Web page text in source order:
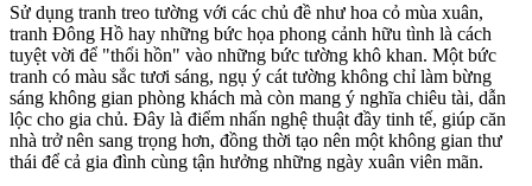
Sử dụng tranh treo tường với các chủ đề như hoa cỏ mùa xuân,
tranh Đông Hồ hay những bức họa phong cảnh hữu tình là cách
tuyệt vời để "thổi hồn" vào những bức tường khô khan. Một bức
tranh có màu sắc tươi sáng, ngụ ý cát tường không chỉ làm bừng
sáng không gian phòng khách mà còn mang ý nghĩa chiêu tài, dẫn
lộc cho gia chủ. Đây là điểm nhấn nghệ thuật đầy tinh tế, giúp căn
nhà trở nên sang trọng hơn, đồng thời tạo nên một không gian thư
thái để cả gia đình cùng tận hưởng những ngày xuân viên mãn.